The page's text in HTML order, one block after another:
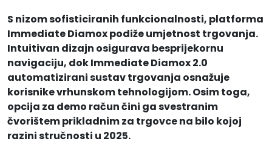
S nizom sofisticiranih funkcionalnosti, platforma
Immediate Diamox podiže umjetnost trgovanja.
Intuitivan dizajn osigurava besprijekornu
navigaciju, dok Immediate Diamox 2.0
automatizirani sustav trgovanja osnažuje
korisnike vrhunskom tehnologijom. Osim toga,
opcija za demo račun čini ga svestranim
čvorištem prikladnim za trgovce na bilo kojoj
razini stručnosti u 2025.